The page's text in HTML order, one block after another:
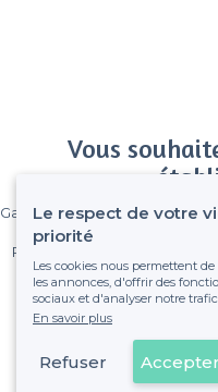
Vous
Gagnez de nombreux clients
Pas de commissions et
fixe sans risque
Référencer
Le respect de votre
priorité
Les cookies nous permettent
les annonces, d'offrir des
sociaux et d'analyser notre
En savoir plus
Refuser